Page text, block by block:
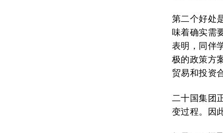
第二个好处
味着确实需
表明，同伴
极的政策方
贸易和投资
二十国集团
变过程。因